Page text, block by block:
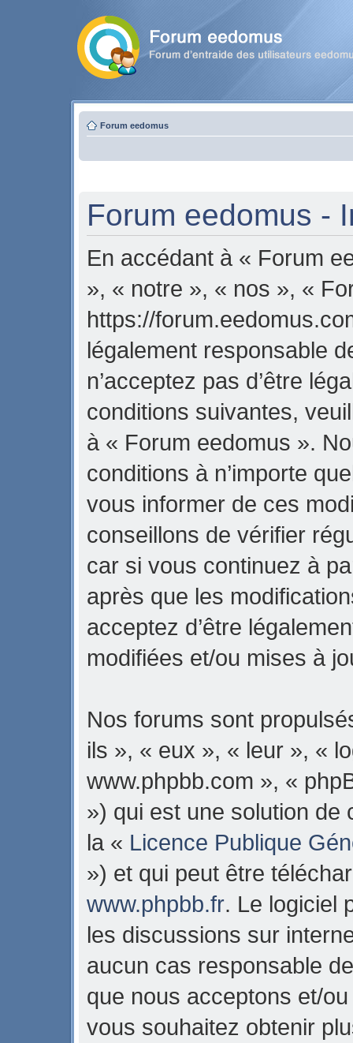
Forum eedomus
Forum eedomus -
En accédant à « Forum
», « notre », « nos », «
https://
légalement responsable
n’acceptez pas d’être
conditions suivantes,
à « Forum eedomus ».
conditions à n’importe
vous informer de ces
conseillons de vérifier
car si vous continuez à
après que les
acceptez d’être
modifiées et/ou mises à
Nos forums sont
ils », « eux », « leur », «
www.phpbb.com », «
») qui est une solution de
la « Licence Publique
») et qui peut être
www.phpbb.fr. Le logiciel
les discussions sur
aucun cas responsable
que nous acceptons et/
vous souhaitez obtenir